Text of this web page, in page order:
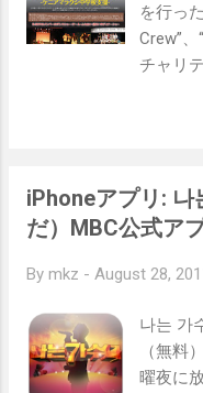
귀여운
요 그리
싶은 한
하는
곁을 지
너에게
맘을 전
を行っ
Crew”
チャリ
（水）
23-
Boyとは
Boyた
ます。
で優勝
になり
iPhoneアプリ:
だ）MBC公式ア
By mkz - August 28,
나는 가
（無料
曜夜に